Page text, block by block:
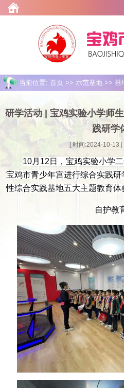
当前位置: 首页 >> 示范基地 >> 基
研学活动 | 宝鸡实验小学师
践研学
[ 时间:2024-10-13 |
10月12日，宝鸡实验小学
宝鸡市青少年宫进行综合实践
性综合实践基地五大主题教育体
自护教